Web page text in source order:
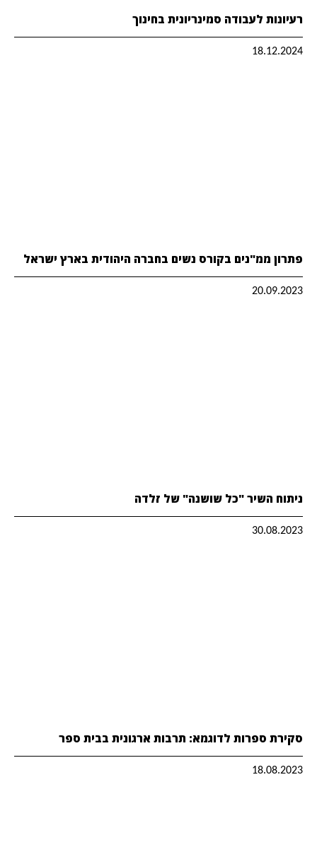
רעיונות לעבודה סמינריונית בחינוך
18.12.2024
פתרון ממ"נים בקורס נשים בחברה היהודית בארץ ישראל
20.09.2023
ניתוח השיר "כל שושנה" של זלדה
30.08.2023
סקירת ספרות לדוגמא: תרבות ארגונית בבית ספר
18.08.2023